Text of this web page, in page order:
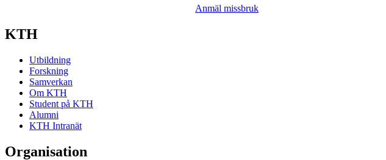
Anmäl missbruk
KTH
Utbildning
Forskning
Samverkan
Om KTH
Student på KTH
Alumni
KTH Intranät
Organisation